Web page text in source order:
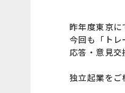
昨年度東京に
今回も「トレ
応答・意見交
独立起業をご